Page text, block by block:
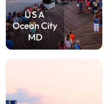
USA
Ocean City
MD